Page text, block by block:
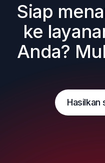
Siap
ke
Anda?
Hasilkan